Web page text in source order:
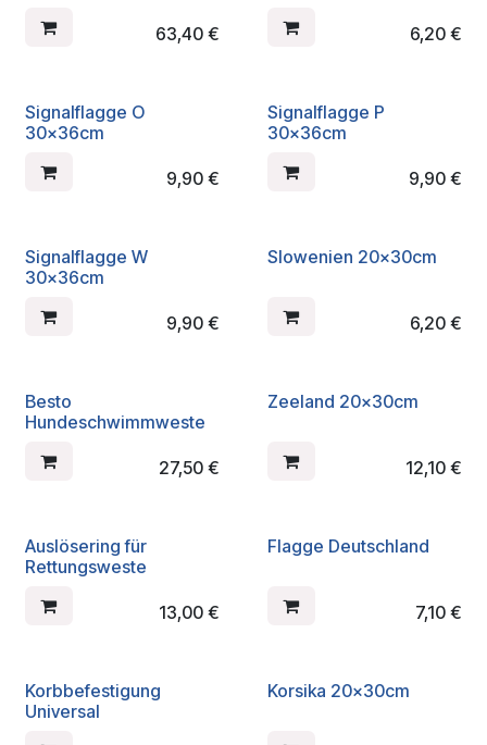
63,40€ 6,20€
Signalflagge O
30x36cm
9,90€
Signalflagge P
30x36cm
9,90€
Signalflagge W
30x36cm
9,90€
Slowenien 20x30cm
6,20€
Besto
Hundeschwimmweste
27,50€
Zeeland 20x30cm
12,10€
Auslösering für
Rettungsweste
13,00€
Flagge Deutschland
7,10€
Korbbefestigung
Universal
Korsika 20x30cm